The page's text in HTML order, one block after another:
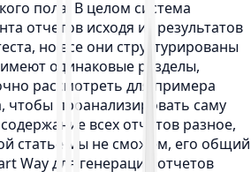
пола. В целом система
отчетов исходя из результатов
но все они структурированы
одинаковые разделы,
рассмотреть для примера
чтобы проанализировать саму
всех отчетов разное,
статье мы не сможем, его общий
Way для генерации отчетов